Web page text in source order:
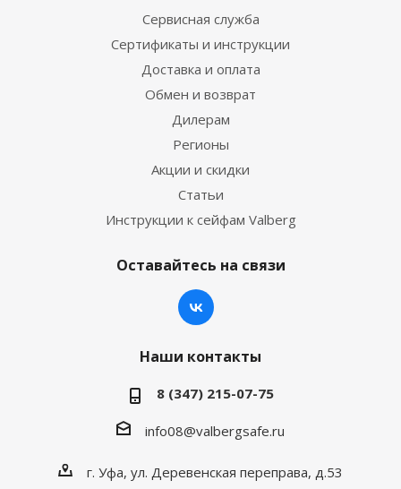
Сервисная служба
Сертификаты и инструкции
Доставка и оплата
Обмен и возврат
Дилерам
Регионы
Акции и скидки
Статьи
Инструкции к сейфам Valberg
Оставайтесь на связи
Наши контакты
8 (347) 215-07-75
info08@valbergsafe.ru
г. Уфа, ул. Деревенская переправа, д.53